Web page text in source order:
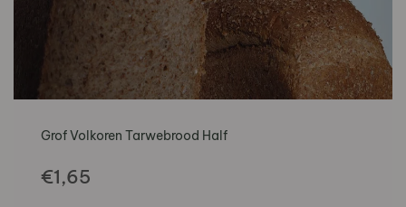
Grof Volkoren Tarwebrood Half
€1,65